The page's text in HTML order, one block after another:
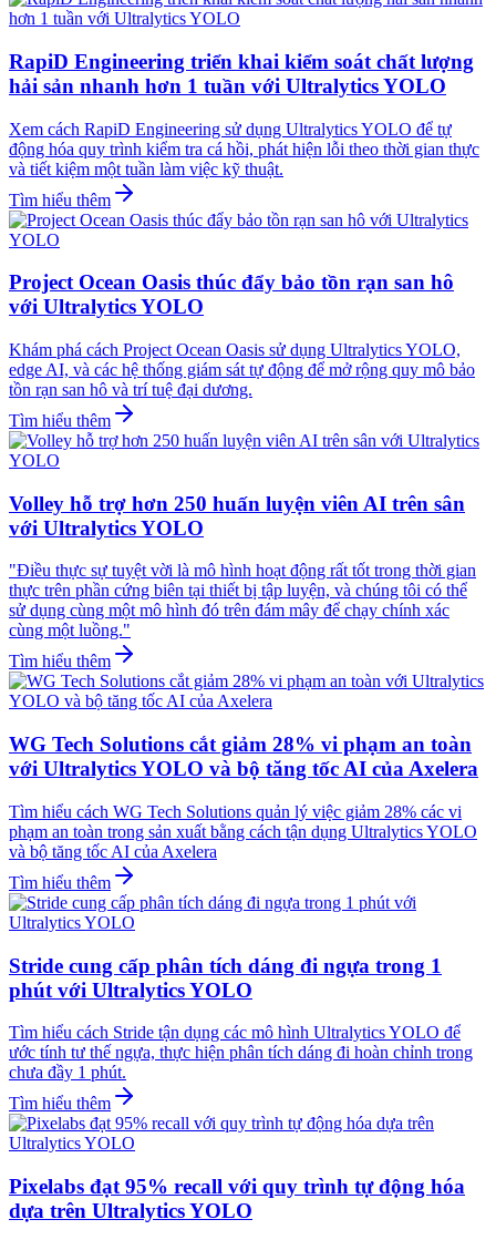
RapiD Engineering triển khai kiểm soát chất lượng
hải sản nhanh hơn 1 tuần với Ultralytics YOLO
Xem cách RapiD Engineering sử dụng Ultralytics YOLO để tự
động hóa quy trình kiểm tra cá hồi, phát hiện lỗi theo thời gian thực
và tiết kiệm một tuần làm việc kỹ thuật.
Tìm hiểu thêm
Project Ocean Oasis thúc đẩy bảo tồn rạn san hô
với Ultralytics YOLO
Khám phá cách Project Ocean Oasis sử dụng Ultralytics YOLO,
edge AI, và các hệ thống giám sát tự động để mở rộng quy mô bảo
tồn rạn san hô và trí tuệ đại dương.
Tìm hiểu thêm
Volley hỗ trợ hơn 250 huấn luyện viên AI trên sân
với Ultralytics YOLO
"Điều thực sự tuyệt vời là mô hình hoạt động rất tốt trong thời gian
thực trên phần cứng biên tại thiết bị tập luyện, và chúng tôi có thể
sử dụng cùng một mô hình đó trên đám mây để chạy chính xác
cùng một luồng."
Tìm hiểu thêm
WG Tech Solutions cắt giảm 28% vi phạm an toàn
với Ultralytics YOLO và bộ tăng tốc AI của Axelera
Tìm hiểu cách WG Tech Solutions quản lý việc giảm 28% các vi
phạm an toàn trong sản xuất bằng cách tận dụng Ultralytics YOLO
và bộ tăng tốc AI của Axelera
Tìm hiểu thêm
Stride cung cấp phân tích dáng đi ngựa trong 1
phút với Ultralytics YOLO
Tìm hiểu cách Stride tận dụng các mô hình Ultralytics YOLO để
ước tính tư thế ngựa, thực hiện phân tích dáng đi hoàn chỉnh trong
chưa đầy 1 phút.
Tìm hiểu thêm
Pixelabs đạt 95% recall với quy trình tự động hóa
dựa trên Ultralytics YOLO